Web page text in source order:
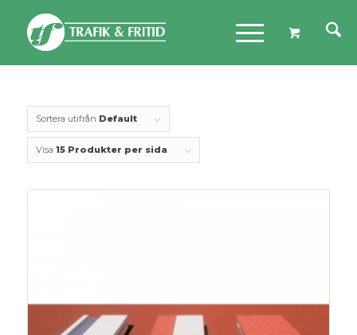
Sortera utifrån Default
Visa 15 Produkter per sida